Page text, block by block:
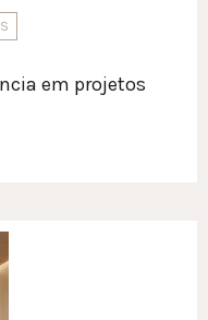
em projetos